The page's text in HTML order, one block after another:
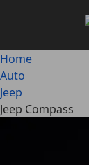
principale
Home
Auto
Jeep
Jeep Compass